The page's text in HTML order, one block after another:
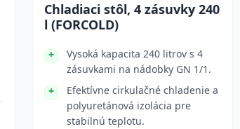
Chladiaci stôl, 4 zásuvky 240
l (FORCOLD)
Vysoká kapacita 240 litrov s 4
zásuvkami na nádobky GN 1/1.
Efektívne cirkulačné chladenie a
polyuretánová izolácia pre
stabilnú teplotu.